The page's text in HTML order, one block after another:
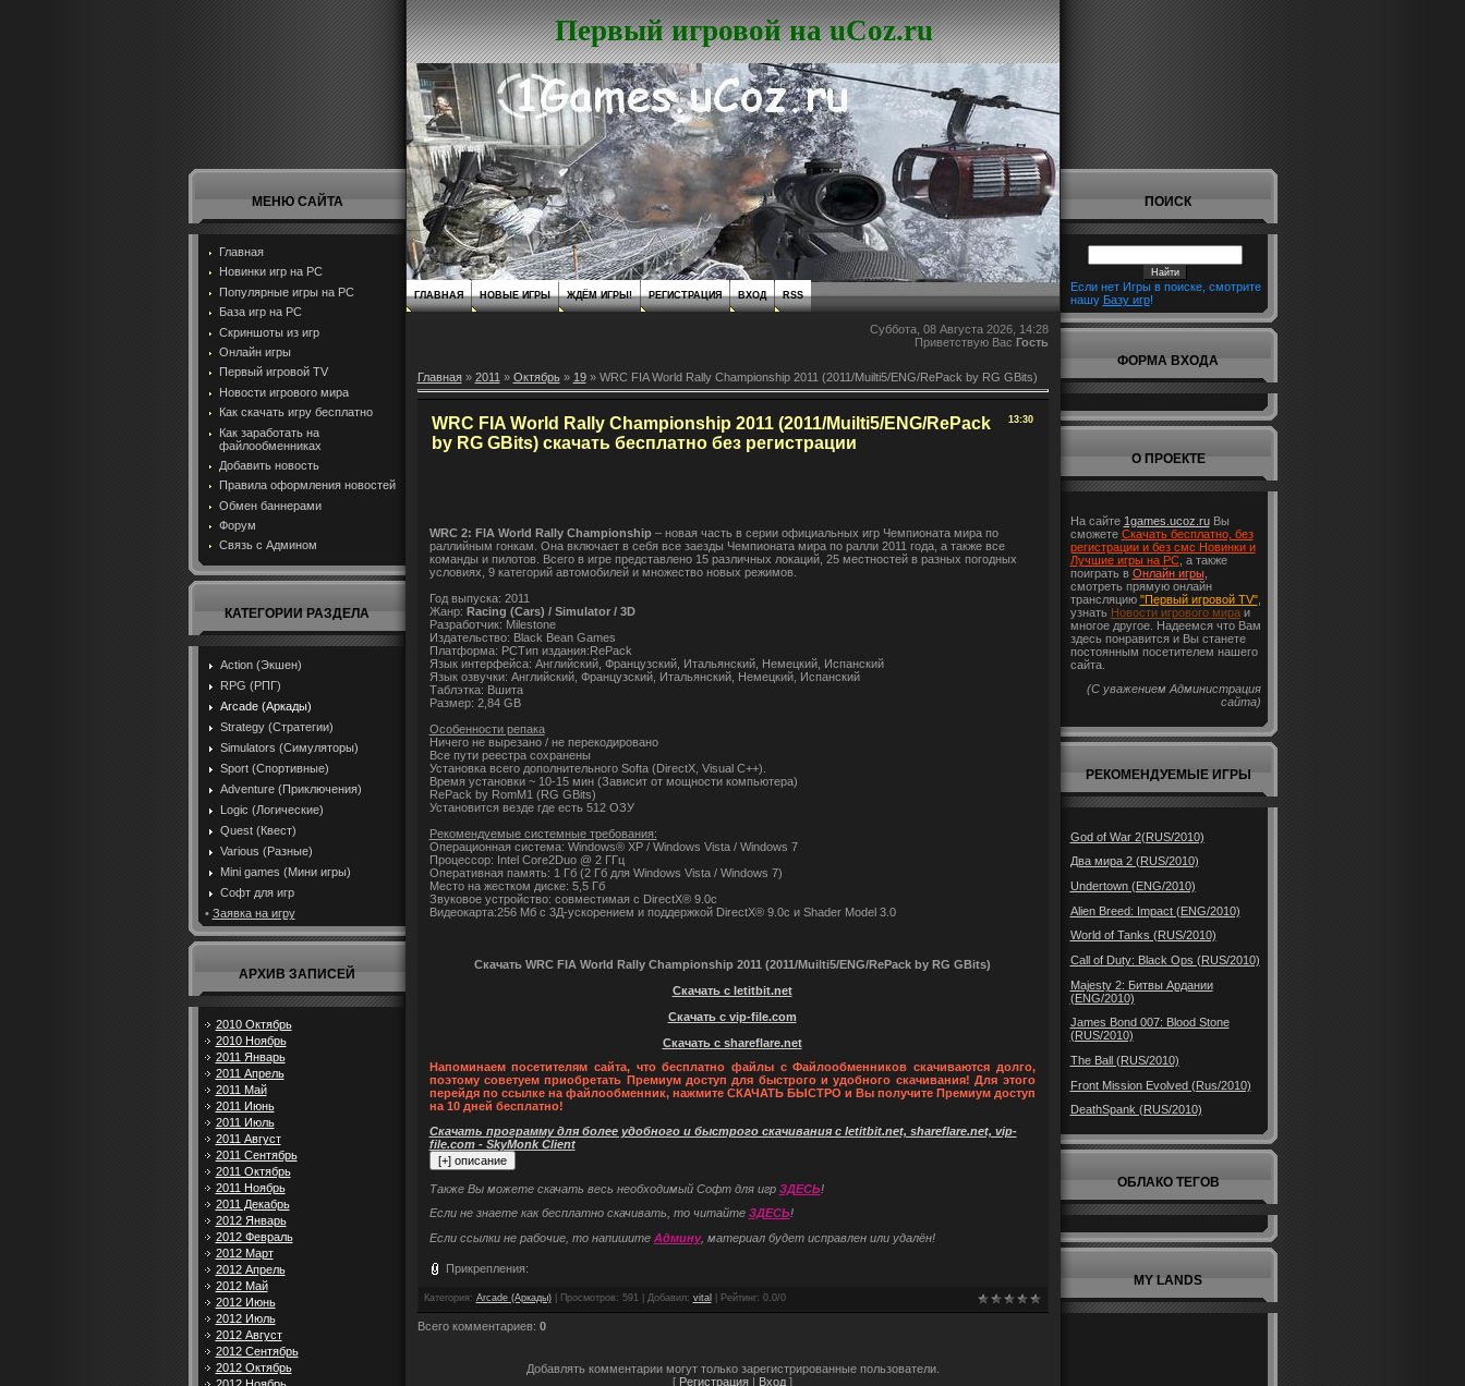
МЕНЮ САЙТА
Главная
Новинки игр на PC
Популярные игры на PC
База игр на РС
Скриншоты из игр
Онлайн игры
Первый игровой TV
Новости игрового мира
Как скачать игру бесплатно
Как заработать на
файлообменниках
Добавить новость
Правила оформления новостей
Обмен баннерами
Форум
Связь с Админом
КАТЕГОРИИ РАЗДЕЛА
Action (Экшен)
RPG (РПГ)
Arcade (Аркады)
Strategy (Стратегии)
Simulators (Симуляторы)
Sport (Спортивные)
Adventure (Приключения)
Logic (Логические)
Quest (Квест)
Various (Разные)
Mini games (Мини игры)
Софт для игр
• Заявка на игру
АРХИВ ЗАПИСЕЙ
2010 Октябрь
2010 Ноябрь
2011 Январь
2011 Апрель
2011 Май
2011 Июнь
2011 Июль
2011 Август
2011 Сентябрь
2011 Октябрь
2011 Ноябрь
2011 Декабрь
2012 Январь
2012 Февраль
2012 Март
2012 Апрель
2012 Май
2012 Июнь
2012 Июль
2012 Август
2012 Сентябрь
2012 Октябрь
Первый игровой на uCoz.ru
ГЛАВНАЯ НОВЫЕ ИГРЫ ЖДЁМ ИГРЫ! РЕГИСТРАЦИЯ ВХОД RSS
Суббота, 08 Августа 2026, 14:28
Приветствую Вас Гость
Главная» 2011 » Октябрь » 19» WRC FIA World Rally Championship 2011 (2011/Muilti5/ENG/RePack by RG GBits)
13:30
WRC FIA World Rally Championship 2011 (2011/Muilti5/ENG/RePack
by RG GBits) скачать бесплатно без регистрации
WRC 2: FIA World Rally Championship– новая часть в серии официальных игр Чемпионата мира по
раллийным гонкам. Она включает в себя все заезды Чемпионата мира по ралли 2011 года, а также все
команды и пилотов. Всего в игре представлено 15 различных локаций, 25 местностей в разных погодных
условиях, 9 категорий автомобилей и множество новых режимов.
Год выпуска: 2011
Жанр: Racing (Cars) / Simulator / 3D
Разработчик: Milestone
Издательство: Black Bean Games
Платформа: PCТип издания:RePack
Язык интерфейса: Английский, Французский, Итальянский, Немецкий, Испанский
Язык озвучки: Английский, Французский, Итальянский, Немецкий, Испанский
Таблэтка: Вшита
Размер: 2,84 GB
Особенности репака
Ничего не вырезано / не перекодировано
Все пути реестра сохранены
Установка всего дополнительного Softa (DirectX, Visual C++).
Время установки ~ 10-15 мин (Зависит от мощности компьютера)
RePack by RomM1 (RG GBits)
Установится везде где есть 512 ОЗУ
Рекомендуемые системные требования:
Операционная система: Windows® XP / Windows Vista / Windows 7
Процессор: Intel Core2Duo @ 2 ГГц
Оперативная память: 1 Гб (2 Гб для Windows Vista / Windows 7)
Место на жестком диске: 5,5 Гб
Звуковое устройство: совместимая с DirectX® 9.0с
Видеокарта:256 Мб c 3Д-ускорением и поддержкой DirectX® 9.0c и Shader Model 3.0
Скачать WRC FIA World Rally Championship 2011 (2011/Muilti5/ENG/RePack by RG GBits)
Скачать с letitbit.net
Скачать с vip-file.com
Скачать с shareflare.net
Напоминаем посетителям сайта, что бесплатно файлы с Файлообменников скачиваются долго,
поэтому советуем приобретать Премиум доступ для быстрого и удобного скачивания! Для этого
перейдя по ссылке на файлообменник, нажмите СКАЧАТЬ БЫСТРО и Вы получите Премиум доступ
на 10 дней бесплатно!
Скачать программу для более удобного и быстрого скачивания с letitbit.net, shareflare.net, vip-
file.com - SkyMonk Client
Также Вы можете скачать весь необходимый Софт для игр ЗДЕСЬ!
Если не знаете как бесплатно скачивать, то читайте ЗДЕСЬ!
Если ссылки не рабочие, то напишите Админу, материал будет исправлен или удалён!
Прикрепления:
Категория : Arcade (Аркады)| Просмотров: 591 | Добавил: vital Рейтинг: 0.0/0
Всего комментариев: 0
Добавлять комментарии могут только зарегистрированные пользователи.
[ Регистрация | Вход ]
ПОИСК
Если нет Игры в поиске, смотрите
нашу Базу игр!
ФОРМА ВХОДА
О ПРОЕКТЕ
На сайте 1games.ucoz.ruВы
сможете Скачать бесплатно, без
регистрации и без смс Новинки и
Лучшие игры на PC, а также
поиграть в Онлайн игры,
смотреть прямую онлайн
трансляцию "Первый игровой TV",
узнать Новости игрового мираи
многое другое. Надеемся что Вам
здесь понравится и Вы станете
постоянным посетителем нашего
сайта.
(С уважением Администрация
сайта)
РЕКОМЕНДУЕМЫЕ ИГРЫ
God of War 2(RUS/2010)
Два мира 2 (RUS/2010)
Undertown (ENG/2010)
Alien Breed: Impact (ENG/2010)
World of Tanks (RUS/2010)
Call of Duty: Black Ops (RUS/2010)
Majesty 2: Битвы Ардании
(ENG/2010)
James Bond 007: Blood Stone
(RUS/2010)
The Ball (RUS/2010)
Front Mission Evolved (Rus/2010)
DeathSpank (RUS/2010)
ОБЛАКО ТЕГОВ
MY LANDS